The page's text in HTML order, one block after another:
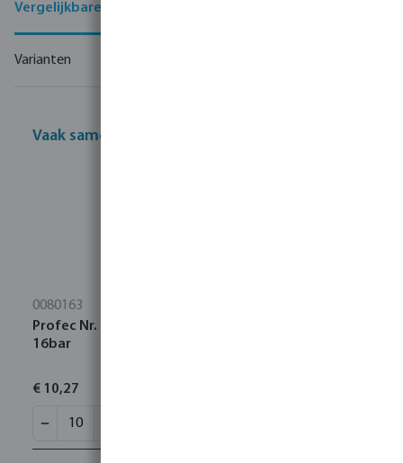
Vergelijkbare producten
Varianten
Vaak samen gekocht
0080163
Profec Nr. 280 Nippel RVS 316 1/2" buitendraad
16bar
€ 10,27